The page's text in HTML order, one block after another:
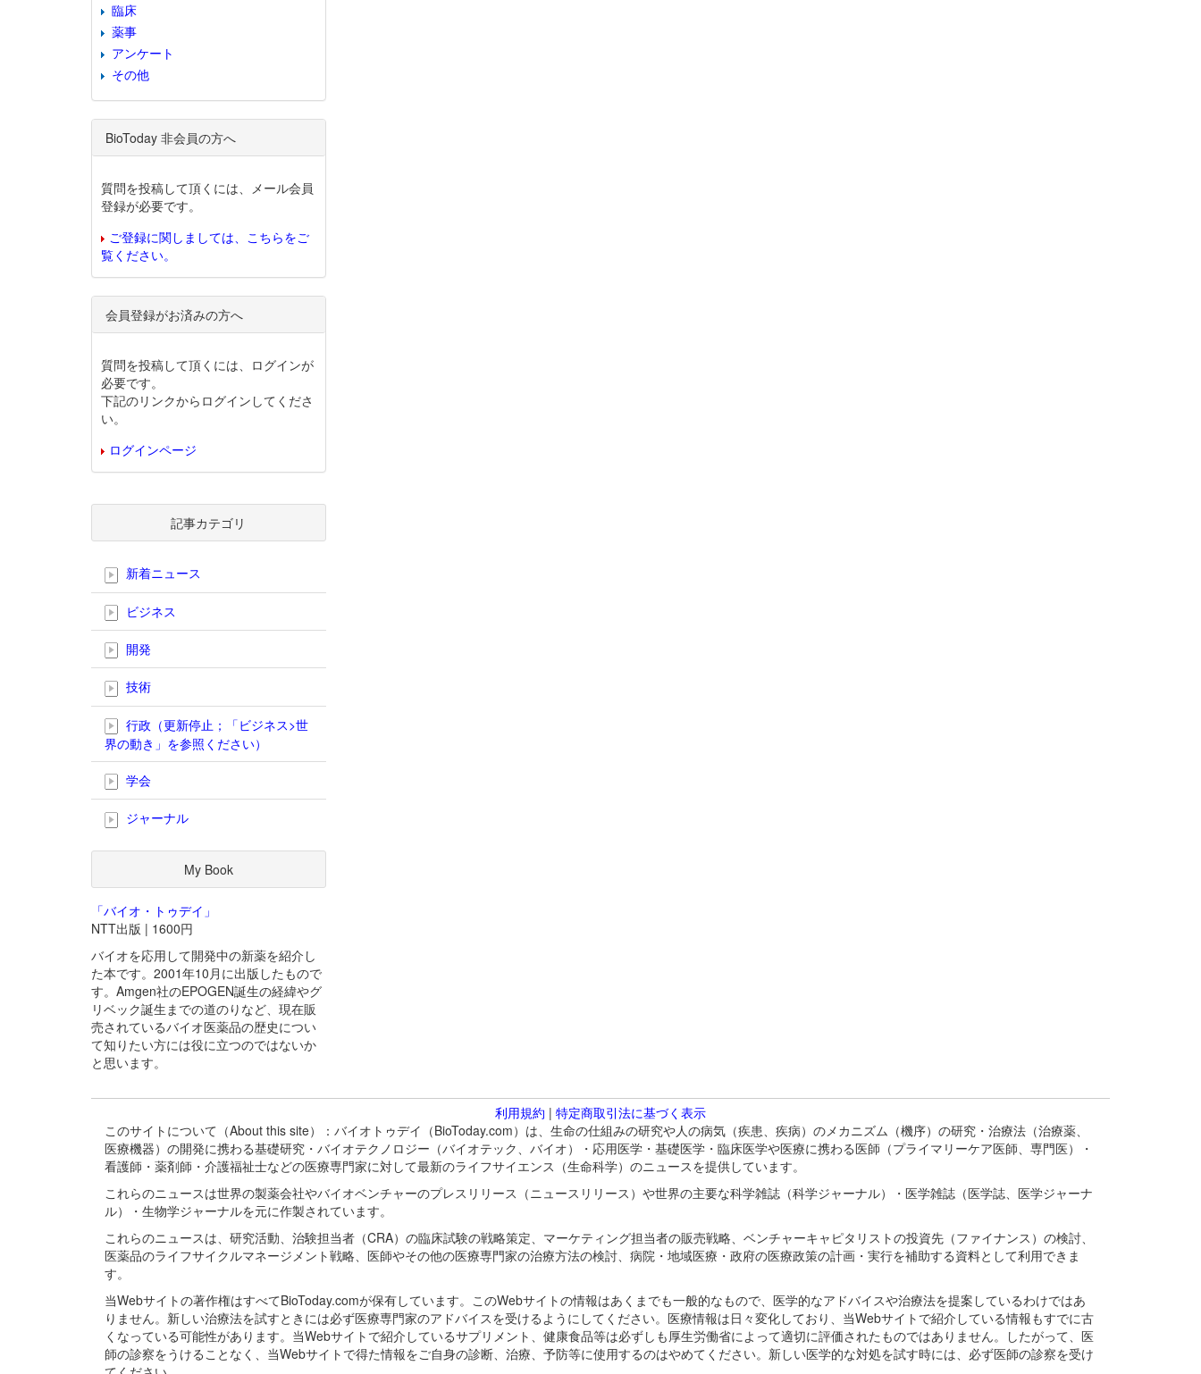
臨床
薬事
アンケート
その他
BioToday 非会員の方へ
質問を投稿して頂くには、メール会員
登録が必要です。
ご登録に関しましては、こちらをご
覧ください。
会員登録がお済みの方へ
質問を投稿して頂くには、ログインが
必要です。
下記のリンクからログインしてくださ
い。
ログインページ
記事カテゴリ
新着ニュース
ビジネス
開発
技術
行政（更新停止；「ビジネス>世
界の動き」を参照ください）
学会
ジャーナル
My Book
「バイオ・トゥデイ」
NTT出版 | 1600円
バイオを応用して開発中の新薬を紹介し
た本です。2001年10月に出版したもので
す。Amgen社のEPOGEN誕生の経緯やグ
リベック誕生までの道のりなど、現在販
売されているバイオ医薬品の歴史につい
て知りたい方には役に立つのではないか
と思います。
利用規約 | 特定商取引法に基づく表示
このサイトについて（About this site）：バイオトゥデイ（BioToday.com）は、生命の仕組みの研究や人の病気（疾患、疾病）のメカニズム（機序）の研究・治療法（治療薬、
医療機器）の開発に携わる基礎研究・バイオテクノロジー（バイオテック、バイオ）・応用医学・基礎医学・臨床医学や医療に携わる医師（プライマリーケア医師、専門医）・
看護師・薬剤師・介護福祉士などの医療専門家に対して最新のライフサイエンス（生命科学）のニュースを提供しています。
これらのニュースは世界の製薬会社やバイオベンチャーのプレスリリース（ニュースリリース）や世界の主要な科学雑誌（科学ジャーナル）・医学雑誌（医学誌、医学ジャーナ
ル）・生物学ジャーナルを元に作製されています。
これらのニュースは、研究活動、治験担当者（CRA）の臨床試験の戦略策定、マーケティング担当者の販売戦略、ベンチャーキャピタリストの投資先（ファイナンス）の検討、
医薬品のライフサイクルマネージメント戦略、医師やその他の医療専門家の治療方法の検討、病院・地域医療・政府の医療政策の計画・実行を補助する資料として利用できま
す。
当Webサイトの著作権はすべてBioToday.comが保有しています。このWebサイトの情報はあくまでも一般的なもので、医学的なアドバイスや治療法を提案しているわけではあ
りません。新しい治療法を試すときには必ず医療専門家のアドバイスを受けるようにしてください。医療情報は日々変化しており、当Webサイトで紹介している情報もすでに古
くなっている可能性があります。当Webサイトで紹介しているサプリメント、健康食品等は必ずしも厚生労働省によって適切に評価されたものではありません。したがって、医
師の診察をうけることなく、当Webサイトで得た情報をご自身の診断、治療、予防等に使用するのはやめてください。新しい医学的な対処を試す時には、必ず医師の診察を受け